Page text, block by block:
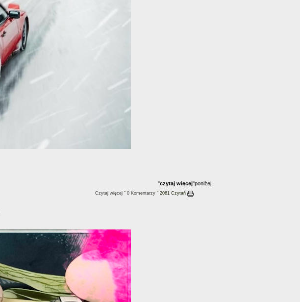
"czytaj więcej"poniżej
Czytaj więcej ˇ 0 Komentarzy ˇ 2061 Czytań